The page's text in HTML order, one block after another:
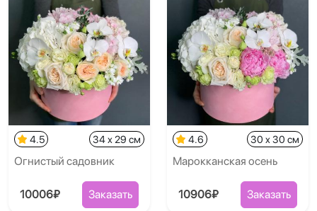
4.5 34 x 29 см
Огнистый садовник
10006₽ Заказать
4.6 30 x 30 см
Марокканская осень
10906₽ Заказать